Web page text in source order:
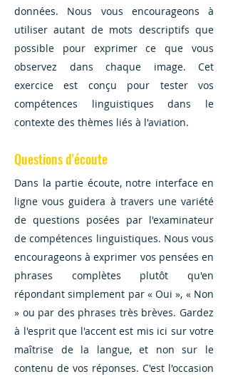
données. Nous vous encourageons à
utiliser autant de mots descriptifs que
possible pour exprimer ce que vous
observez dans chaque image. Cet
exercice est conçu pour tester vos
compétences linguistiques dans le
contexte des thèmes liés à l'aviation.
Questions d'écoute
Dans la partie écoute, notre interface en
ligne vous guidera à travers une variété
de questions posées par l'examinateur
de compétences linguistiques. Nous vous
encourageons à exprimer vos pensées en
phrases complètes plutôt qu'en
répondant simplement par « Oui », « Non
» ou par des phrases très brèves. Gardez
à l'esprit que l'accent est mis ici sur votre
maîtrise de la langue, et non sur le
contenu de vos réponses. C'est l'occasion